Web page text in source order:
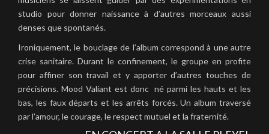
studio pour donner naissance à d’autres morceaux aussi
denses que spontanés.
Ironiquement, le bouclage de l’album correspond à une autre
crise sanitaire. Durant le confinement, le groupe en profite
pour affiner son travail et y apporter d’autres touches de
précisions. Mood Valiant est donc né parmi les hauts et les
bas, les faux départs et les arrêts forcés. Un album traversé
par l’amour, le courage, le respect mutuel et la fraternité.